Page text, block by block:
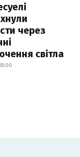
через
світла